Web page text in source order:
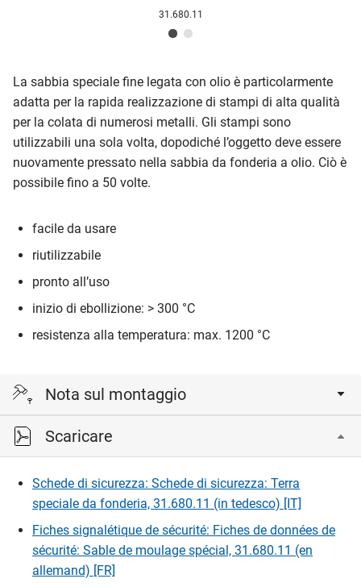
31.680.11
La sabbia speciale fine legata con olio è particolarmente
adatta per la rapida realizzazione di stampi di alta qualità
per la colata di numerosi metalli. Gli stampi sono
utilizzabili una sola volta, dopodiché l’oggetto deve essere
nuovamente pressato nella sabbia da fonderia a olio. Ciò è
possibile fino a 50 volte.
facile da usare
riutilizzabile
pronto all’uso
inizio di ebollizione: > 300 °C
resistenza alla temperatura: max. 1200 °C
Nota sul montaggio
Questa sabbia speciale può essere sbriciolata dopo la
sformatura del getto e riutilizzata per la successiva
formatura. Nel caso di pezzi fusi di piccole dimensioni, può
essere riutilizzata fino a 100 volte.
Scaricare
Schede di sicurezza: Schede di sicurezza: Terra
speciale da fonderia, 31.680.11 (in tedesco) [IT]
Fiches signalétique de sécurité: Fiches de données de
sécurité: Sable de moulage spécial, 31.680.11 (en
allemand) [FR]